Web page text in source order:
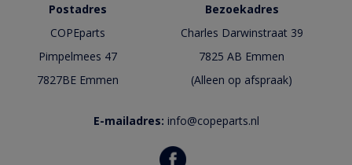
Postadres
Bezoekadres
COPEparts
Charles Darwinstraat 39
Pimpelmees 47
7825 AB Emmen
7827BE Emmen
(Alleen op afspraak)
E-mailadres: info@copeparts.nl